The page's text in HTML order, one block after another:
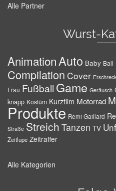
Alle Partner
Wurst-
AnimationAuto Baby Ball
Compilation Cover
Frau Fußball Game Geräusch
knapp Kostüm Kurzfilm Motorrad
Produkte Remi Gaillard
Straße Streich Tanzen TV
Zeitlupe Zeitraffer
Alle Kategorien